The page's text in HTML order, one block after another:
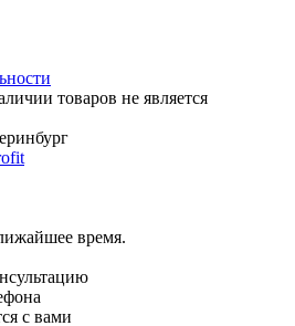
товаров не является
время.
с вами